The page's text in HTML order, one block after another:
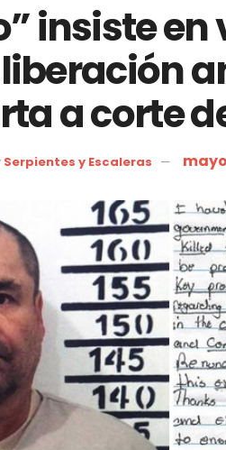
insiste
a corte
Serpientes y Escaleras